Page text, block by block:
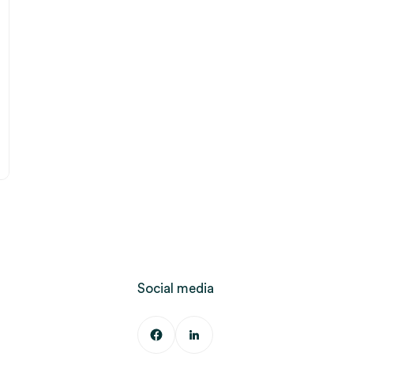
Social media